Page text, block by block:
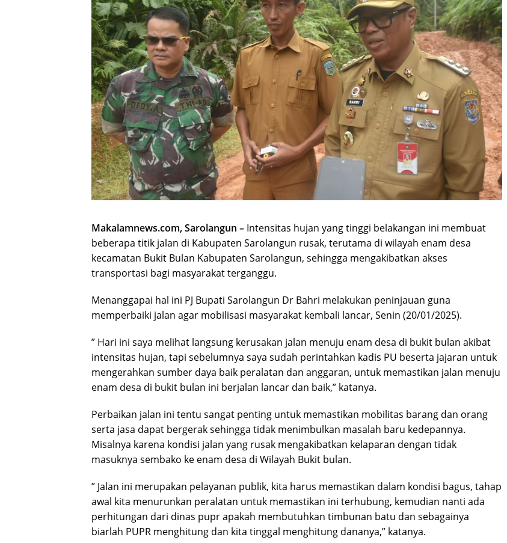
Makalamnews.com, Sarolangun – Intensitas hujan yang tinggi belakangan ini membuat
beberapa titik jalan di Kabupaten Sarolangun rusak, terutama di wilayah enam desa
kecamatan Bukit Bulan Kabupaten Sarolangun, sehingga mengakibatkan akses
transportasi bagi masyarakat terganggu.
Menanggapai hal ini PJ Bupati Sarolangun Dr Bahri melakukan peninjauan guna
memperbaiki jalan agar mobilisasi masyarakat kembali lancar, Senin (20/01/2025).
” Hari ini saya melihat langsung kerusakan jalan menuju enam desa di bukit bulan akibat
intensitas hujan, tapi sebelumnya saya sudah perintahkan kadis PU beserta jajaran untuk
mengerahkan sumber daya baik peralatan dan anggaran, untuk memastikan jalan menuju
enam desa di bukit bulan ini berjalan lancar dan baik,” katanya.
Perbaikan jalan ini tentu sangat penting untuk memastikan mobilitas barang dan orang
serta jasa dapat bergerak sehingga tidak menimbulkan masalah baru kedepannya.
Misalnya karena kondisi jalan yang rusak mengakibatkan kelaparan dengan tidak
masuknya sembako ke enam desa di Wilayah Bukit bulan.
” Jalan ini merupakan pelayanan publik, kita harus memastikan dalam kondisi bagus, tahap
awal kita menurunkan peralatan untuk memastikan ini terhubung, kemudian nanti ada
perhitungan dari dinas pupr apakah membutuhkan timbunan batu dan sebagainya
biarlah PUPR menghitung dan kita tinggal menghitung dananya,” katanya.